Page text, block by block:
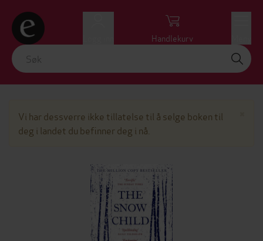
Handlekurv
Vi har dessverre ikke tillatelse til å selge boken til
deg i landet du befinner deg i nå.